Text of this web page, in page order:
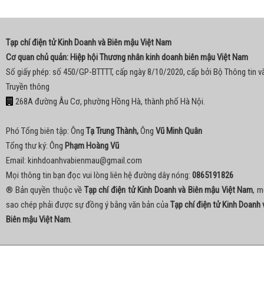
Tạp chí điện tử Kinh Doanh và Biên mậu Việt Nam
Cơ quan chủ quản: Hiệp hội Thương nhân kinh doanh biên mậu Việt Nam
Số giấy phép: số 450/GP-BTTTT, cấp ngày 8/10/2020, cấp bởi Bộ Thông tin
Truyền thông
268A đường Âu Cơ, phường Hồng Hà, thành phố Hà Nội.
Phó Tổng biên tập: Ông Tạ Trung Thành,Ông Vũ Minh Quân
Tổng thư ký: Ông Phạm Hoàng Vũ
Email: kinhdoanhvabienmau@gmail.com
Mọi thông tin bạn đọc vui lòng liên hệ đường dây nóng: 0865191826
® Bản quyền thuộc về Tạp chí điện tử Kinh Doanh và Biên mậu Việt Nam,
sao chép phải được sự đồng ý bằng văn bản củaTạp chí điện tử Kinh Doanh
Biên mậu Việt Nam.